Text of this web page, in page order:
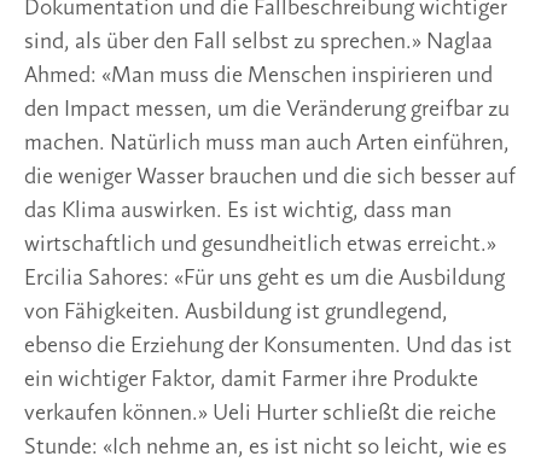
Dokumentation und die Fallbeschreibung wichtiger
sind, als über den Fall selbst zu sprechen.» Naglaa
Ahmed: «Man muss die Menschen inspirieren und
den Impact messen, um die Veränderung greifbar zu
machen. Natürlich muss man auch Arten einführen,
die weniger Wasser brauchen und die sich besser auf
das Klima auswirken. Es ist wichtig, dass man
wirtschaftlich und gesundheitlich etwas erreicht.»
Ercilia Sahores: «Für uns geht es um die Ausbildung
von Fähigkeiten. Ausbildung ist grundlegend,
ebenso die Erziehung der Konsumenten. Und das ist
ein wichtiger Faktor, damit Farmer ihre Produkte
verkaufen können.» Ueli Hurter schließt die reiche
Stunde: «Ich nehme an, es ist nicht so leicht, wie es